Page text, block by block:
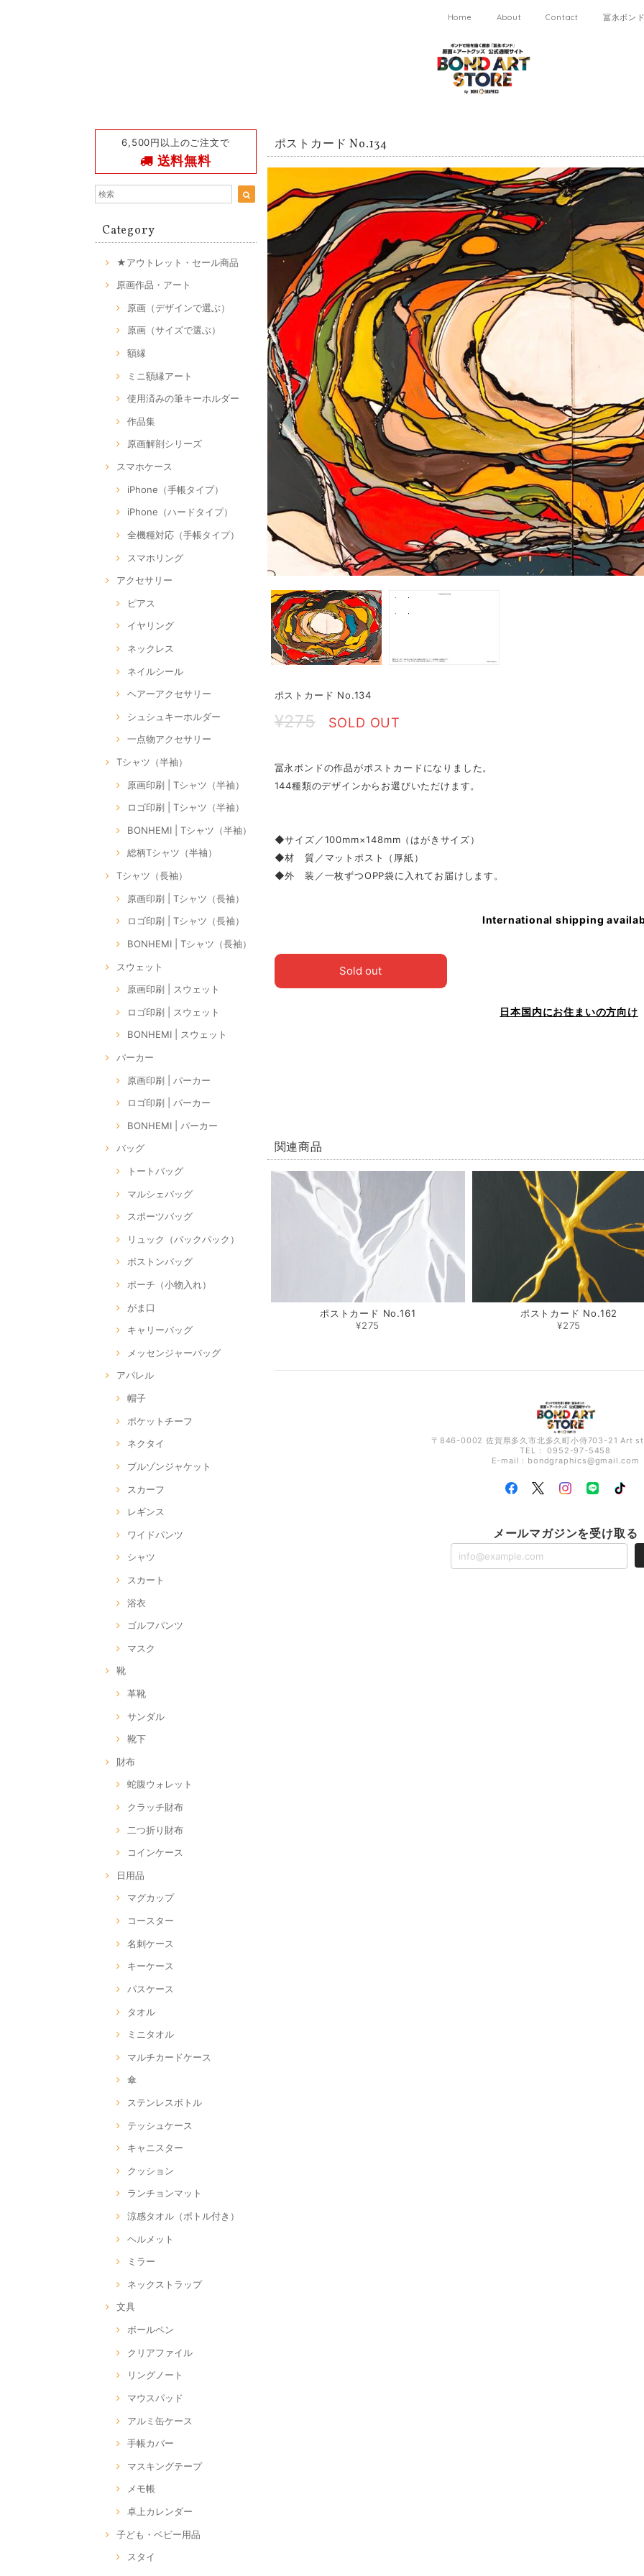
Home About Contact 冨永ボン
6,500円以上のご注文で
送料無料
Category
★アウトレット・セール商品
原画作品・アート
原画（デザインで選ぶ）
原画（サイズで選ぶ）
額縁
ミニ額縁アート
使用済みの筆キーホルダー
作品集
原画解剖シリーズ
スマホケース
iPhone（手帳タイプ）
iPhone（ハードタイプ）
全機種対応（手帳タイプ）
スマホリング
アクセサリー
ピアス
イヤリング
ネックレス
ネイルシール
ヘアーアクセサリー
シュシュキーホルダー
一点物アクセサリー
Tシャツ（半袖）
原画印刷 | Tシャツ（半袖）
ロゴ印刷 | Tシャツ（半袖）
BONHEMI | Tシャツ（半袖）
総柄Tシャツ（半袖）
Tシャツ（長袖）
原画印刷 | Tシャツ（長袖）
ロゴ印刷 | Tシャツ（長袖）
BONHEMI | Tシャツ（長袖）
スウェット
原画印刷 | スウェット
ロゴ印刷 | スウェット
BONHEMI | スウェット
パーカー
原画印刷 | パーカー
ロゴ印刷 | パーカー
BONHEMI | パーカー
バッグ
トートバッグ
マルシェバッグ
スポーツバッグ
リュック（バックパック）
ボストンバッグ
ポーチ（小物入れ）
がま口
キャリーバッグ
メッセンジャーバッグ
アパレル
帽子
ポケットチーフ
ネクタイ
ブルゾンジャケット
スカーフ
レギンス
ワイドパンツ
シャツ
スカート
浴衣
ゴルフパンツ
マスク
靴
革靴
サンダル
靴下
財布
蛇腹ウォレット
クラッチ財布
二つ折り財布
コインケース
日用品
マグカップ
コースター
名刺ケース
キーケース
パスケース
タオル
ミニタオル
マルチカードケース
傘
ステンレスボトル
テッシュケース
キャニスター
クッション
ランチョンマット
涼感タオル（ボトル付き）
ヘルメット
ミラー
ネックストラップ
文具
ボールペン
クリアファイル
リングノート
マウスパッド
アルミ缶ケース
手帳カバー
マスキングテープ
メモ帳
卓上カレンダー
子ども・ベビー用品
スタイ
ポストカード No.134
ポストカード No.134
¥275 SOLD OUT
冨永ボンドの作品がポストカードになりました。
144種類のデザインからお選びいただけます。
◆サイズ／100mm×148mm（はがきサイズ）
◆材 質／マットポスト（厚紙）
◆外 装／一枚ずつOPP袋に入れてお届けします。
International shipping
Sold out
日本国内にお住まいの方向け
関連商品
ポストカード No.161
¥275
ポストカード No.162
¥275
〒846-0002 佐賀県多久市北多久町小侍703-21 Art
TEL： 0952-97-5458
E-mail： bondgraphics@gmail.com
メールマガジンを受け取る